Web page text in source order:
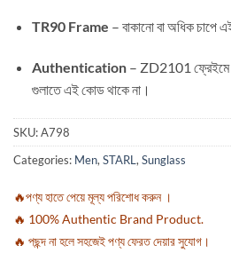
TR90 Frame – বাকানো বা অধিক চাপে
Authentication – ZD2101 ফ্রেইমে
গুলাতে এই কোড থাকে না।
SKU:A798
Categories: Men,STARL,Sunglass
🔥পণ্য হাতে পেয়ে মূল্য পরিশোধ করুন ।
🔥 100% Authentic Brand Product.
🔥 পছন্দ না হলে সহজেই পণ্য ফেরত দেয়ার সুযোগ।